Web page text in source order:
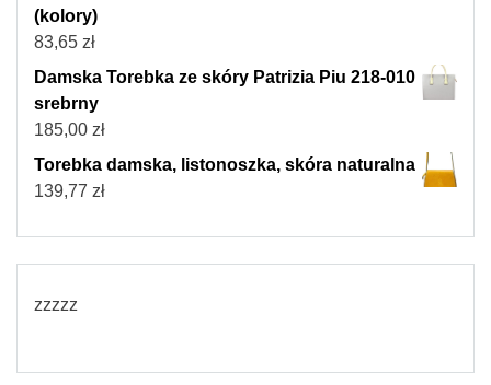
(kolory)
83,65 zł
Damska Torebka ze skóry Patrizia Piu 218-010
srebrny
185,00 zł
Torebka damska, listonoszka, skóra naturalna
139,77 zł
zzzzz